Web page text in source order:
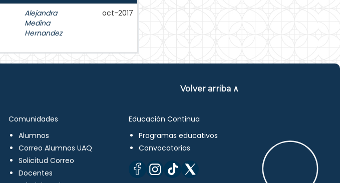
Alejandra
Medina
Hernandez
oct-2017
Volver arriba ∧
Comunidades
Alumnos
Correo Alumnos UAQ
Solicitud Correo
Docentes
Educación Continua
Programas educativos
Convocatorias